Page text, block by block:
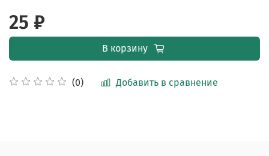
(0) Добавить в сравнение
25 ₽
В корзину